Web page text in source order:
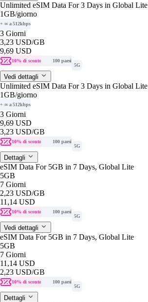
Unlimited eSIM Data For 3 Days in Global Lite
1GB/giorno
+ ∞ a 512kbps
3 Giorni
3,23 USD/GB
9,69 USD
10% di sconto
100 paesi
5G
Vedi dettagli
Unlimited eSIM Data For 3 Days in Global Lite
1GB/giorno
+ ∞ a 512kbps
3 Giorni
9,69 USD
3,23 USD/GB
10% di sconto
100 paesi
5G
Dettagli
eSIM Data For 5GB in 7 Days, Global Lite
5GB
7 Giorni
2,23 USD/GB
11,14 USD
10% di sconto
100 paesi
5G
Vedi dettagli
eSIM Data For 5GB in 7 Days, Global Lite
5GB
7 Giorni
11,14 USD
2,23 USD/GB
10% di sconto
100 paesi
5G
Dettagli